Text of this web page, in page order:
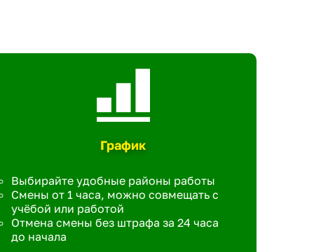
График
Выбирайте удобные районы работы
Смены от 1 часа, можно совмещать с
учёбой или работой
Отмена смены без штрафа за 24 часа
до начала